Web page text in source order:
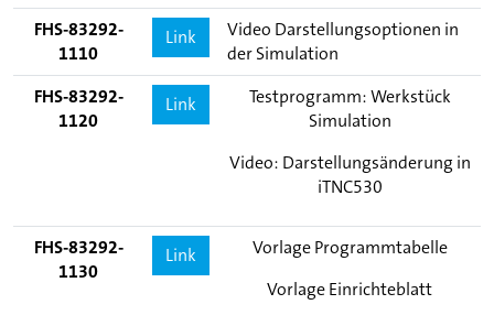
FHS-83292-
1110
Link
Video Darstellungsoptionen in
der Simulation
FHS-83292-
1120
Link
Testprogramm: Werkstück
Simulation
Video: Darstellungsänderung in
iTNC530
FHS-83292-
1130
Link
Vorlage Programmtabelle
Vorlage Einrichteblatt